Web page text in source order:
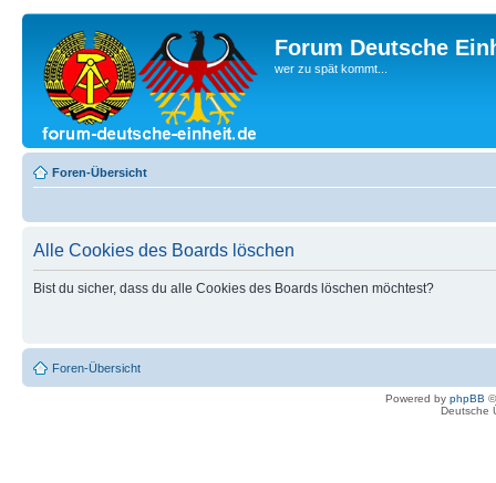
Forum Deutsche
wer zu spät kommt...
Foren-Übersicht
Alle Cookies des Boards löschen
Bist du sicher, dass du alle Cookies des Boards löschen möchtest?
Foren-Übersicht
Powered by phpBB
Deutsche